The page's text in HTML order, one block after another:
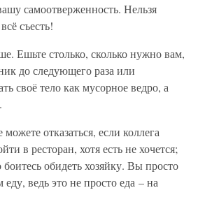
самоотверженность. Нельзя
съесть!
Ешьте столько, сколько нужно вам,
до следующего раза или
своё тело как мусорное ведро, а
отказаться, если коллега
в ресторан, хотя есть не хочется;
обидеть хозяйку. Вы просто
ведь это не просто еда – на